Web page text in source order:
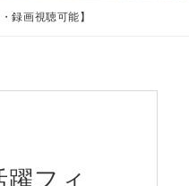
録画視聴可能】
フィ